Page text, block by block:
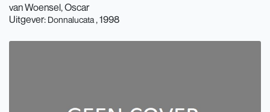
van Woensel, Oscar
Uitgever: Donnalucata , 1998